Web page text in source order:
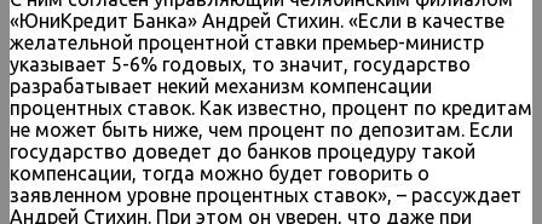
«ЮниКредит Банка» Андрей Стихин. «Если в качестве
желательной процентной ставки премьер-министр
указывает 5-6% годовых, то значит, государство
разрабатывает некий механизм компенсации
процентных ставок. Как известно, процент по кредитам
не может быть ниже, чем процент по депозитам. Если
государство доведет до банков процедуру такой
компенсации, тогда можно будет говорить о
заявленном уровне процентных ставок», – рассуждает
Андрей Стихин. При этом он уверен, что даже при